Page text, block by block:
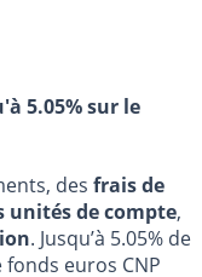
5.05% sur le
des frais de
unités de compte,
. Jusqu’à 5.05% de
euros CNP